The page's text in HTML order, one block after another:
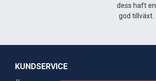
dess haft en
god tillväxt.
KUNDSERVICE